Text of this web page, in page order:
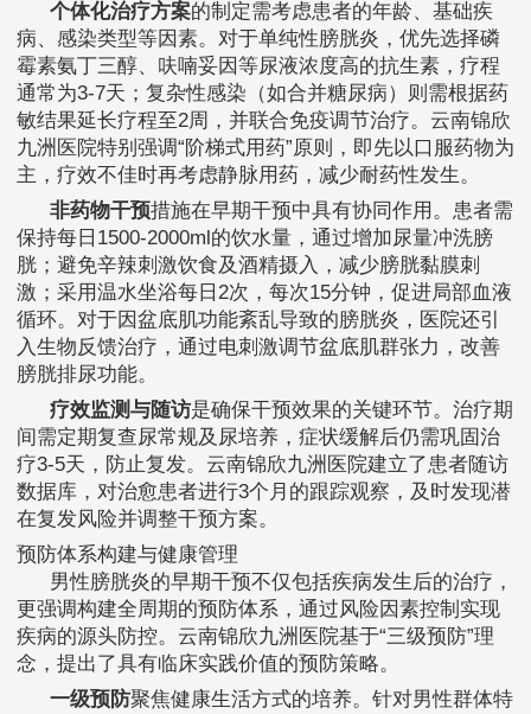
个体化治疗方案的制定需考虑患者的年龄、基础疾
病、感染类型等因素。对于单纯性膀胱炎，优先选择磷
霉素氨丁三醇、呋喃妥因等尿液浓度高的抗生素，疗程
通常为3-7天；复杂性感染（如合并糖尿病）则需根据药
敏结果延长疗程至2周，并联合免疫调节治疗。云南锦欣
九洲医院特别强调“阶梯式用药”原则，即先以口服药物为
主，疗效不佳时再考虑静脉用药，减少耐药性发生。
非药物干预措施在早期干预中具有协同作用。患者需
保持每日1500-2000ml的饮水量，通过增加尿量冲洗膀
胱；避免辛辣刺激饮食及酒精摄入，减少膀胱黏膜刺
激；采用温水坐浴每日2次，每次15分钟，促进局部血液
循环。对于因盆底肌功能紊乱导致的膀胱炎，医院还引
入生物反馈治疗，通过电刺激调节盆底肌群张力，改善
膀胱排尿功能。
疗效监测与随访是确保干预效果的关键环节。治疗期
间需定期复查尿常规及尿培养，症状缓解后仍需巩固治
疗3-5天，防止复发。云南锦欣九洲医院建立了患者随访
数据库，对治愈患者进行3个月的跟踪观察，及时发现潜
在复发风险并调整干预方案。
预防体系构建与健康管理
男性膀胱炎的早期干预不仅包括疾病发生后的治疗，
更强调构建全周期的预防体系，通过风险因素控制实现
疾病的源头防控。云南锦欣九洲医院基于“三级预防”理
念，提出了具有临床实践价值的预防策略。
一级预防聚焦健康生活方式的培养。针对男性群体特